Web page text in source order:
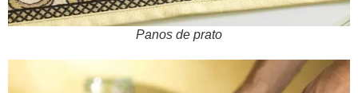
Panos de prato